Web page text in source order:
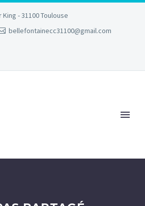
- 31100 Toulouse
bellefontainecc31100@gmail.com